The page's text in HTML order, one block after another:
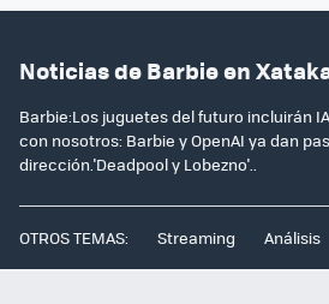
Noticias de Barbie en
Barbie:Los juguetes del futuro incluirán
con nosotros: Barbie y OpenAI ya dan
dirección.'Deadpool y Lobezno'..
OTROS TEMAS: Streaming Análisis